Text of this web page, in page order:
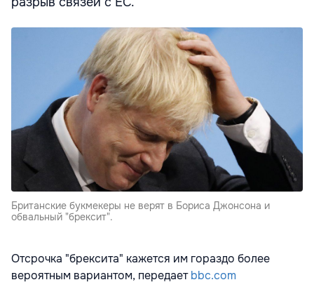
Британские букмекеры не верят в Бориса Джонсона и
обвальный "брексит".
Отсрочка "брексита" кажется им гораздо более
вероятным вариантом, передаетbbc.com